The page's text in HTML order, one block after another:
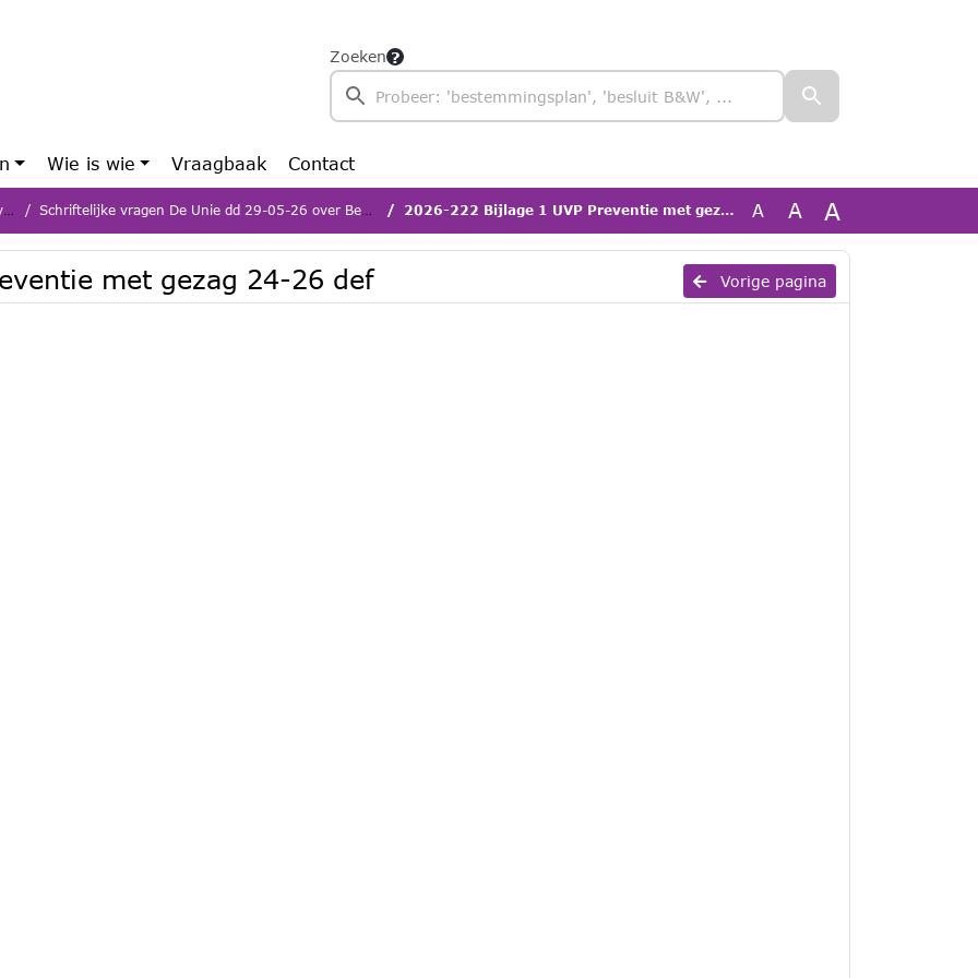
Zoeken
Wie is wie Vraagbaak Contact
Schriftelijke vragen De Unie dd 29-05-26 over Besteding en effectiviteit van middelen Preventie met Gezag 2026-222 Bijlage 1 UVP Preventie met gezag 24-26 def A A A
Vorige pagina
met gezag 24-26 def